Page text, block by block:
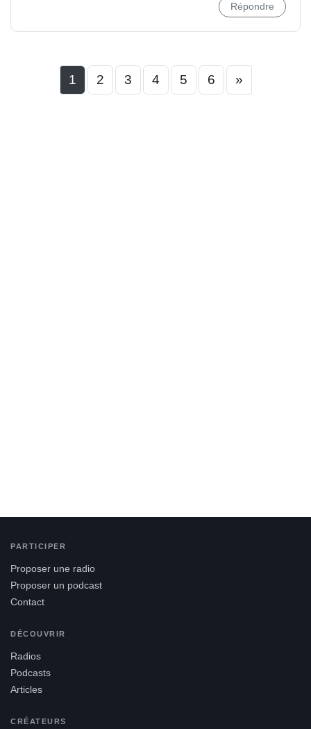
Répondre
1 2 3 4 5 6 »
PARTICIPER
Proposer une radio
Proposer un podcast
Contact
DÉCOUVRIR
Radios
Podcasts
Articles
CRÉATEURS